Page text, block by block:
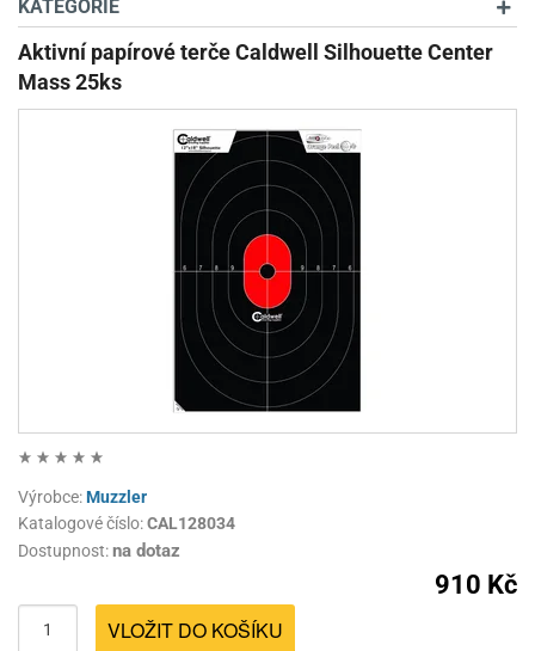
OPTIKA
STŘELIVO
KATEGORIE
Aktivní papírové terče Caldwell Silhouette Center
Mass 25ks
Výrobce:Muzzler
Katalogové číslo:CAL128034
Dostupnost:na dotaz
910 Kč
VLOŽIT DO KOŠÍKU